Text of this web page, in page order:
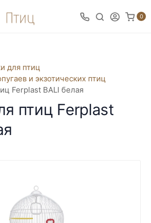
0
для птиц
и экзотических птиц
Ferplast BALI белая
птиц Ferplast